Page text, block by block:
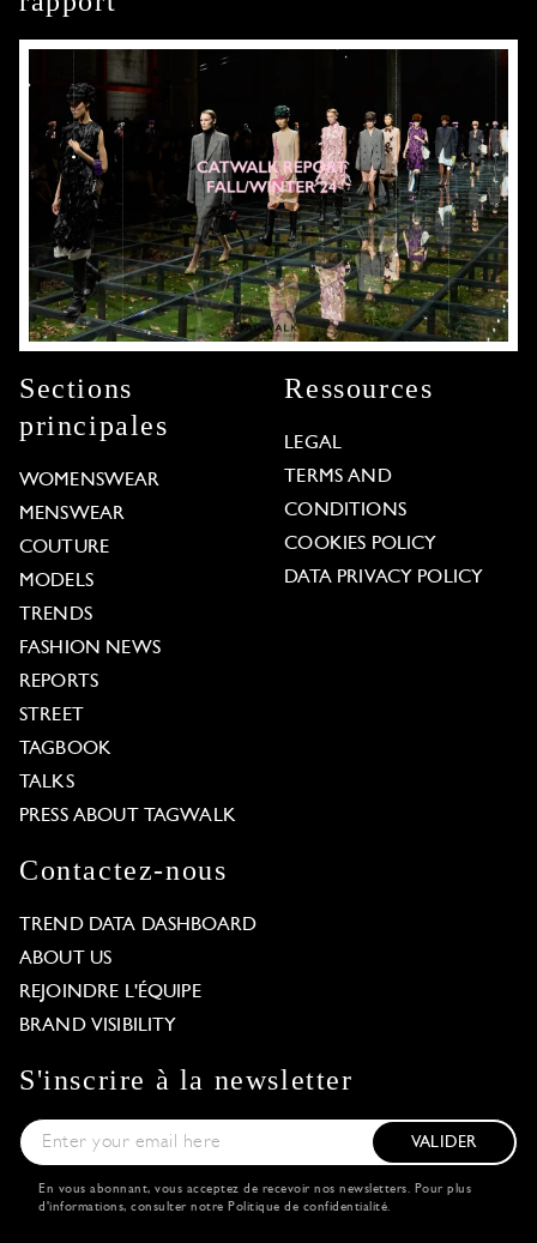
Sections
principales
WOMENSWEAR
MENSWEAR
COUTURE
MODELS
TRENDS
FASHION NEWS
REPORTS
STREET
TAGBOOK
TALKS
PRESS ABOUT TAGWALK
Ressources
LEGAL
TERMS AND
CONDITIONS
COOKIES POLICY
DATA PRIVACY POLICY
Contactez-nous
TREND DATA DASHBOARD
ABOUT US
REJOINDRE L'ÉQUIPE
BRAND VISIBILITY
S'inscrire à la newsletter
VALIDER
En vous abonnant, vous acceptez de recevoir nos newsletters. Pour plus
d'informations, consulter notre Politique de confidentialité.